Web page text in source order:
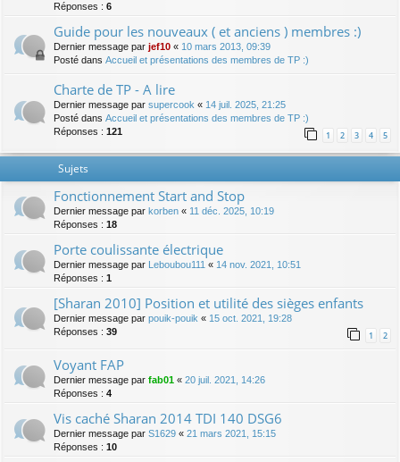
Réponses : 6
Guide pour les nouveaux ( et anciens ) membres :)
Dernier message par jef10 « 10 mars 2013, 09:39
Posté dans Accueil et présentations des membres de TP :)
Charte de TP - A lire
Dernier message par supercook « 14 juil. 2025, 21:25
Posté dans Accueil et présentations des membres de TP :)
Réponses : 121 1 2 3 4 5
Sujets
Fonctionnement Start and Stop
Dernier message par korben « 11 déc. 2025, 10:19
Réponses : 18
Porte coulissante électrique
Dernier message par Leboubou111 « 14 nov. 2021, 10:51
Réponses : 1
[Sharan 2010] Position et utilité des sièges enfants
Dernier message par pouik-pouik « 15 oct. 2021, 19:28
Réponses : 39 1 2
Voyant FAP
Dernier message par fab01 « 20 juil. 2021, 14:26
Réponses : 4
Vis caché Sharan 2014 TDI 140 DSG6
Dernier message par S1629 « 21 mars 2021, 15:15
Réponses : 10